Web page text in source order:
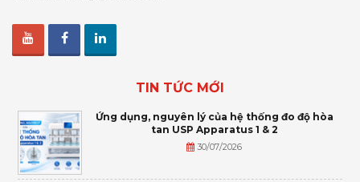
TIN TỨC MỚI
Ứng dụng, nguyên lý của hệ thống đo độ hòa
tan USP Apparatus 1 & 2
30/07/2026